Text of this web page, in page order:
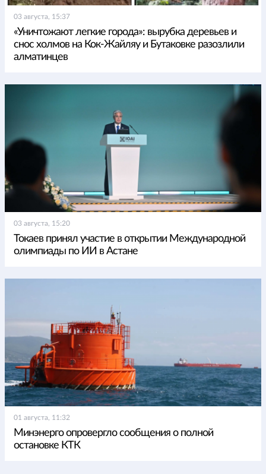
03 августа, 15:37
«Уничтожают легкие города»: вырубка деревьев и
снос холмов на Кок-Жайляу и Бутаковке разозлили
алматинцев
03 августа, 15:20
Токаев принял участие в открытии Международной
олимпиады по ИИ в Астане
01 августа, 11:32
Минэнерго опровергло сообщения о полной
остановке КТК